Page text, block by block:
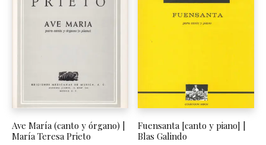
Ave María (canto y órgano) |
María Teresa Prieto
Fuensanta [canto y piano] |
Blas Galindo